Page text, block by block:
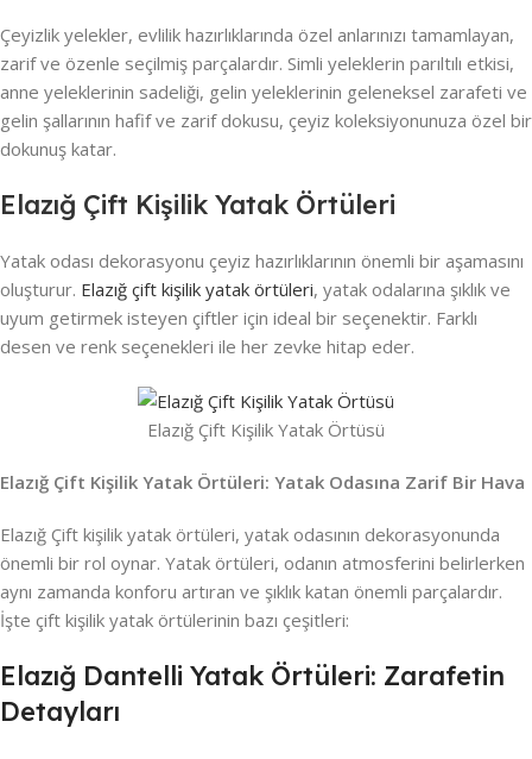
Çeyizlik yelekler, evlilik hazırlıklarında özel anlarınızı tamamlayan,
zarif ve özenle seçilmiş parçalardır. Simli yeleklerin parıltılı etkisi,
anne yeleklerinin sadeliği, gelin yeleklerinin geleneksel zarafeti ve
gelin şallarının hafif ve zarif dokusu, çeyiz koleksiyonunuza özel bir
dokunuş katar.
Elazığ Çift Kişilik Yatak Örtüleri
Yatak odası dekorasyonu çeyiz hazırlıklarının önemli bir aşamasını
oluşturur. Elazığ çift kişilik yatak örtüleri, yatak odalarına şıklık ve
uyum getirmek isteyen çiftler için ideal bir seçenektir. Farklı
desen ve renk seçenekleri ile her zevke hitap eder.
Elazığ Çift Kişilik Yatak Örtüsü
Elazığ Çift Kişilik Yatak Örtüleri: Yatak Odasına Zarif Bir Hava
Elazığ Çift kişilik yatak örtüleri, yatak odasının dekorasyonunda
önemli bir rol oynar. Yatak örtüleri, odanın atmosferini belirlerken
aynı zamanda konforu artıran ve şıklık katan önemli parçalardır.
İşte çift kişilik yatak örtülerinin bazı çeşitleri:
Elazığ Dantelli Yatak Örtüleri: Zarafetin
Detayları